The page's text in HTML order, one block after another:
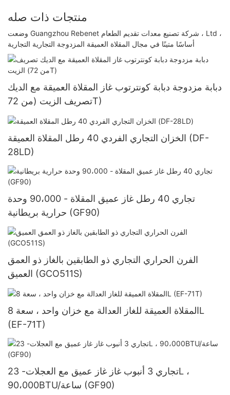
منتجات ذات صله
وضعت Guangzhou Rebenet شركة تصنيع معدات تقديم الطعام ، Ltd ،
أساسًا متينًا في مجال المقلاة العميقة المزدوجة التجارية التجارية
دبابة مزدوجة دبابة كونترتوب غاز المقلاة العميقة مع الديك
تصريف الزيت (من 72T)
الخزان التجاري الفردي 40 رطل المقلاة العميقة (DF-
28LD)
تجاري 40 رطل غاز عميق المقلاة - 90،000 وحدة
حرارية بريطانية (GF90)
الفرن الحراري التجاري ذو الطابقين بالغاز ذو العمق
العميق (GCO511S)
المقلاة العميقة للغاز العدالة مع خزان واحد ، سعة 8L
(EF-71T)
تجاري 3 أنبوب غاز غاز عميق مع العجلات- 23L ،
90،000BTU/ساعة (GF90)